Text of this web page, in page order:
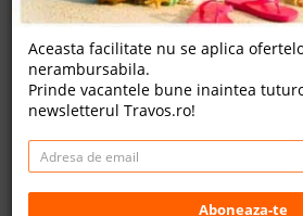
Un review , nota Travos: 7.3
Kemer, Antalya, Turcia
Merkez, Dumlupınar Cd. No:2,
Turcia
Distanta fata de plaja: 50m
CAZARE
CHARTER AVION
CAZARE + AUTOCAR
CONTACT
Aceasta facilitate nu se aplica
nerambursabila.
Prinde vacantele bune inaintea
newsletterul Travos.ro!
Aboneaza-te